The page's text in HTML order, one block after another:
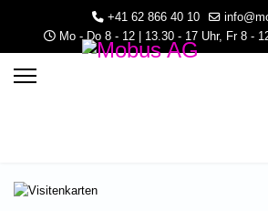
+41 62 866 40 10
Mo - Do 8 - 12 | 13.30 - 17 Uhr, Fr 8 -